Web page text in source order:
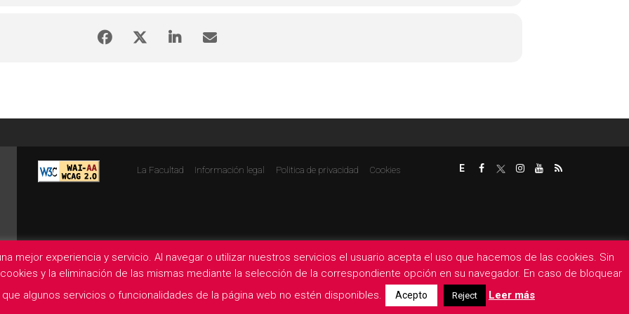
La Facultad Información legal Politica de privacidad Cookies E
mejor experiencia y servicio. Al navegar o utilizar nuestros servicios el usuario acepta el uso que hacemos de las cookies. Sin
y la eliminación de las mismas mediante la selección de la correspondiente opción en su navegador. En caso de bloquear
algunos servicios o funcionalidades de la página web no estén disponibles.
Acepto Reject Leer más